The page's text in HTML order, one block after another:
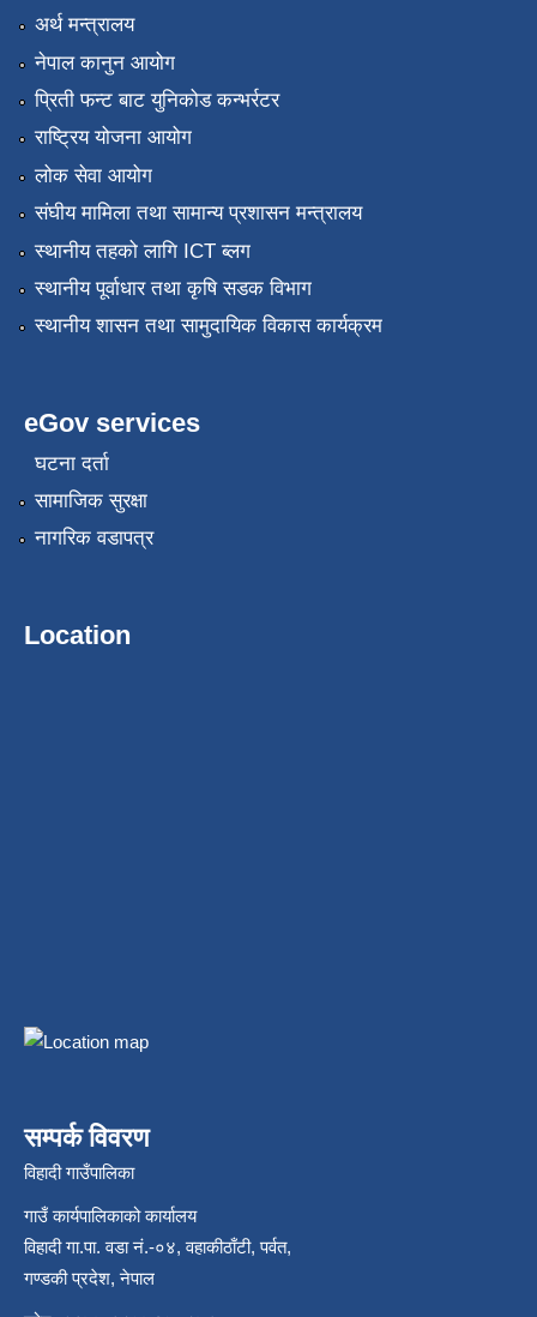
अर्थ मन्त्रालय
नेपाल कानुन आयोग
प्रिती फन्ट बाट युनिकोड कन्भर्रटर
राष्ट्रिय योजना आयोग
लोक सेवा आयोग
संघीय मामिला तथा सामान्य प्रशासन मन्त्रालय
स्थानीय तहको लागि ICT ब्लग
स्थानीय पूर्वाधार तथा कृषि सडक विभाग
स्थानीय शासन तथा सामुदायिक विकास कार्यक्रम
eGov services
घटना दर्ता
सामाजिक सुरक्षा
नागरिक वडापत्र
Location
सम्पर्क विवरण
विहादी गाउँपालिका
गाउँ कार्यपालिकाको कार्यालय
विहादी गा.पा. वडा नं.-०४, वहाकीठाँटी, पर्वत,
गण्डकी प्रदेश, नेपाल